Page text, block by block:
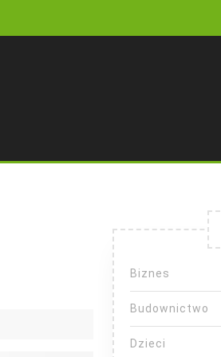
Biznes
Budownictwo
Dzieci